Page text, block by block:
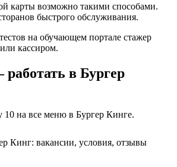
карты возможно такими способами.
быстрого обслуживания.
на обучающем портале стажер
кассиром.
в Бургер
10 на все меню в Бургер Кинге.
Кинг: вакансии, условия, отзывы